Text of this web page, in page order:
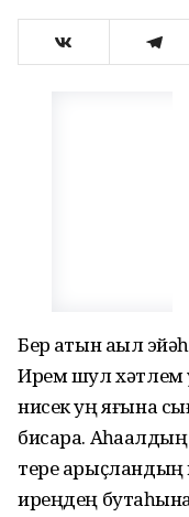
Бер ҡатын аҡыл
Ирем шул хәтлем
нисек уң яғына
бисара.
тере арыҫландың
иреңдең